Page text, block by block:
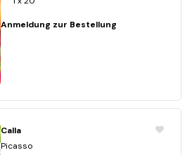
Anmeldung zur Bestellung
Calla
Picasso